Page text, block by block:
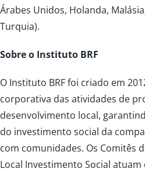
Árabes Unidos, Holanda,
Turquia).
Sobre o Instituto BRF
O Instituto BRF foi criado em
corporativa das atividades de
desenvolvimento local,
do investimento social da
com comunidades. Os Comitês
Local Investimento Social